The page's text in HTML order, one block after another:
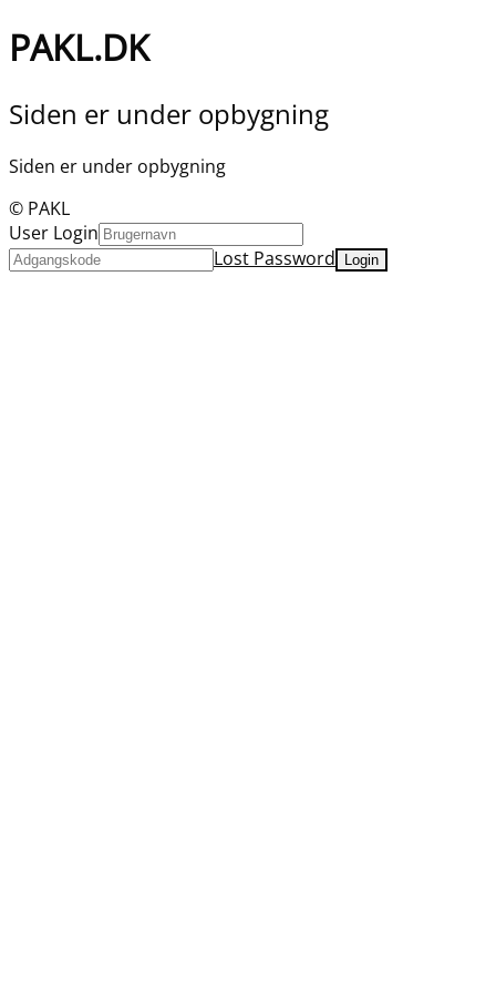
PAKL.DK
Siden er under opbygning
Siden er under opbygning
© PAKL
User Login
Lost Password